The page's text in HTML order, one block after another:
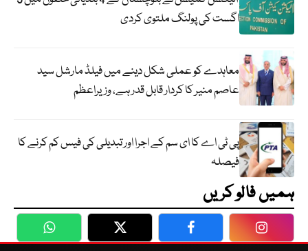
اگست کی پولنگ ملتوی کردی
معاہدے کو عملی شکل دینے میں فیلڈ مارشل سید
عاصم منیر کا کردار قابل قدر ہے، وزیراعظم
پی ٹی اے کا ای سم کے اجرا اور تبدیلی کی فیس کم کرنے کا
فیصلہ
ہمیں فالو کریں
WhatsApp Twitter Facebook